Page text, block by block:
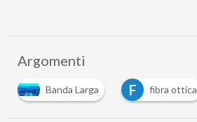
Argomenti
Banda Larga F fibra ottica